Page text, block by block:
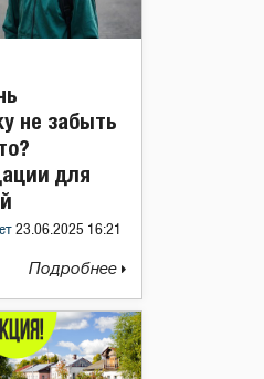
не забыть
для
23.06.2025 16:21
Подробнее